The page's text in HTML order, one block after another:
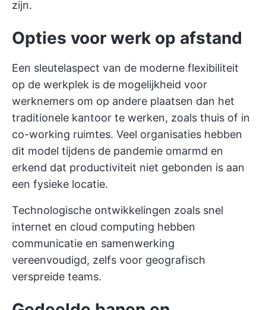
zijn.
Opties voor werk op afstand
Een sleutelaspect van de moderne flexibiliteit
op de werkplek is de mogelijkheid voor
werknemers om op andere plaatsen dan het
traditionele kantoor te werken, zoals thuis of in
co-working ruimtes. Veel organisaties hebben
dit model tijdens de pandemie omarmd en
erkend dat productiviteit niet gebonden is aan
een fysieke locatie.
Technologische ontwikkelingen zoals snel
internet en cloud computing hebben
communicatie en samenwerking
vereenvoudigd, zelfs voor geografisch
verspreide teams.